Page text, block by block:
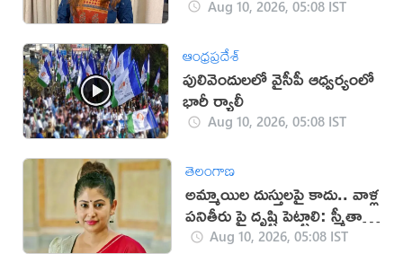
Aug 10, 2026, 05:08 IST
ఆంధ్రప్రదేశ్
పులివెందులలో వైసీపీ ఆధ్వర్యంలో
భారీ ర్యాలీ
Aug 10, 2026, 05:08 IST
తెలంగాణ
అమ్మాయిల దుస్తులపై కాదు.. వాళ్ల
పనితీరు పై దృష్టి పెట్టాలి: స్మీతా
సబర్వాల్
Aug 10, 2026, 05:08 IST